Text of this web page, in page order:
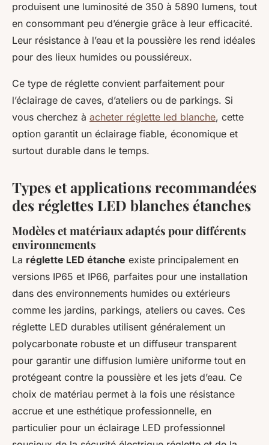
produisent une luminosité de 350 à 5890 lumens, tout
en consommant peu d’énergie grâce à leur efficacité.
Leur résistance à l’eau et la poussière les rend idéales
pour des lieux humides ou poussiéreux.
Ce type de réglette convient parfaitement pour
l’éclairage de caves, d’ateliers ou de parkings. Si
vous cherchez à acheter réglette led blanche, cette
option garantit un éclairage fiable, économique et
surtout durable dans le temps.
Types et applications recommandées
des réglettes LED blanches étanches
Modèles et matériaux adaptés pour différents
environnements
La réglette LED étanche existe principalement en
versions IP65 et IP66, parfaites pour une installation
dans des environnements humides ou extérieurs
comme les jardins, parkings, ateliers ou caves. Ces
réglette LED durables utilisent généralement un
polycarbonate robuste et un diffuseur transparent
pour garantir une diffusion lumière uniforme tout en
protégeant contre la poussière et les jets d’eau. Ce
choix de matériau permet à la fois une résistance
accrue et une esthétique professionnelle, en
particulier pour un éclairage LED professionnel